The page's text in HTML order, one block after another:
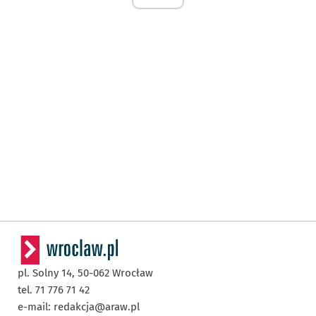
pl. Solny 14, 50-062 Wrocław
tel. 71 776 71 42
e-mail: redakcja@araw.pl